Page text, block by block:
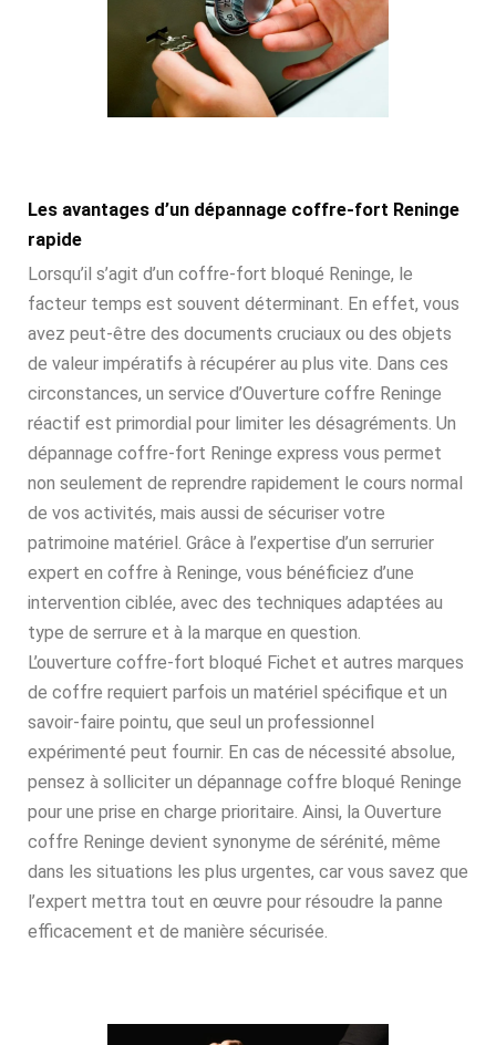
Les avantages d’un dépannage coffre-fort Reninge
rapide
Lorsqu’il s’agit d’un coffre-fort bloqué Reninge, le
facteur temps est souvent déterminant. En effet, vous
avez peut-être des documents cruciaux ou des objets
de valeur impératifs à récupérer au plus vite. Dans ces
circonstances, un service d’Ouverture coffre Reninge
réactif est primordial pour limiter les désagréments. Un
dépannage coffre-fort Reninge express vous permet
non seulement de reprendre rapidement le cours normal
de vos activités, mais aussi de sécuriser votre
patrimoine matériel. Grâce à l’expertise d’un serrurier
expert en coffre à Reninge, vous bénéficiez d’une
intervention ciblée, avec des techniques adaptées au
type de serrure et à la marque en question.
L’ouverture coffre-fort bloqué Fichet et autres marques
de coffre requiert parfois un matériel spécifique et un
savoir-faire pointu, que seul un professionnel
expérimenté peut fournir. En cas de nécessité absolue,
pensez à solliciter un dépannage coffre bloqué Reninge
pour une prise en charge prioritaire. Ainsi, la Ouverture
coffre Reninge devient synonyme de sérénité, même
dans les situations les plus urgentes, car vous savez que
l’expert mettra tout en œuvre pour résoudre la panne
efficacement et de manière sécurisée.